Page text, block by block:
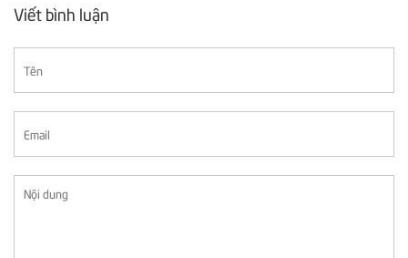
Viết bình luận